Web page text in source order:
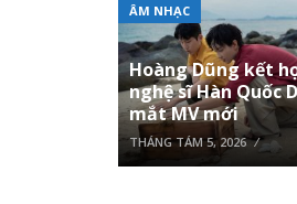
ÂM NHẠC
Hoàng Dũng kết
nghệ sĩ Hàn Quốc
mắt MV mới
THÁNG TÁM 5, 2026